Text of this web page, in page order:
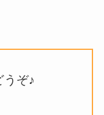
ぞ♪